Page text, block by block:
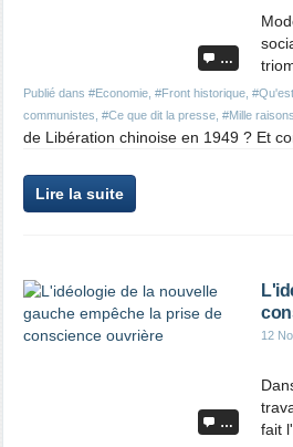
…
Publié dans #Economie #Front historique
communistes #Ce que dit la presse #Mille
de Libération chinoise en 1949 ? Et
Lire la suite
…
12
fait